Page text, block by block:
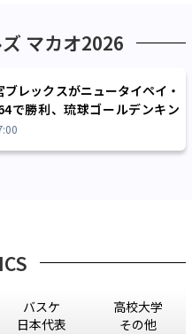
マカオ2026
ブレックスがニュータイペイ・
で勝利、琉球ゴールデンキン
ァイナルへ駒を進める
バスケ
日本代表
高校大学
その他